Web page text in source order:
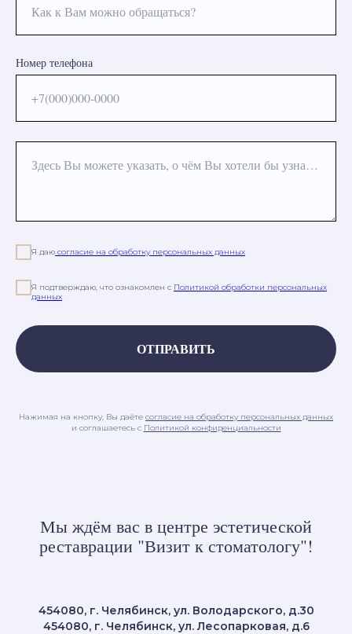
Как к Вам можно обращаться?
Номер телефона
+7(000)000-0000
Здесь Вы можете указать, о чём Вы хотели бы узнать или какая процедура Вас интересует
Я даю согласие на обработку персональных данных
Я подтверждаю, что ознакомлен с Политикой обработки персональных
данных
ОТПРАВИТЬ
Нажимая на кнопку, Вы даёте согласие на обработку персональных данных
и соглашаетесь c Политикой конфиденциальности
Мы ждём вас в центре эстетической
реставрации "Визит к стоматологу"!
454080, г. Челябинск, ул. Володарского, д.30
454080, г. Челябинск, ул. Лесопарковая, д.6